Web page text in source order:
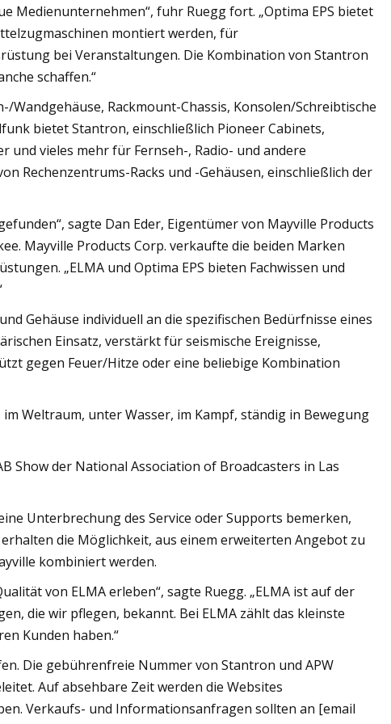
Medienunternehmen“, fuhr Ruegg fort. „Optima EPS bietet
montiert werden, für
bei Veranstaltungen. Die Kombination von Stantron
schaffen.“
Wandgehäuse, Rackmount-Chassis, Konsolen/Schreibtische
bietet Stantron, einschließlich Pioneer Cabinets,
und vieles mehr für Fernseh-, Radio- und andere
Rechenzentrums-Racks und -Gehäusen, einschließlich der
sagte Dan Eder, Eigentümer von Mayville Products
Mayville Products Corp. verkaufte die beiden Marken
„ELMA und Optima EPS bieten Fachwissen und
Gehäuse individuell an die spezifischen Bedürfnisse eines
Einsatz, verstärkt für seismische Ereignisse,
gegen Feuer/Hitze oder eine beliebige Kombination
Weltraum, unter Wasser, im Kampf, ständig in Bewegung
Show der National Association of Broadcasters in Las
Unterbrechung des Service oder Supports bemerken,
die Möglichkeit, aus einem erweiterten Angebot zu
kombiniert werden.
von ELMA erleben“, sagte Ruegg. „ELMA ist auf der
die wir pflegen, bekannt. Bei ELMA zählt das kleinste
Kunden haben.“
Die gebührenfreie Nummer von Stantron und APW
Auf absehbare Zeit werden die Websites
Verkaufs- und Informationsanfragen sollten an [email